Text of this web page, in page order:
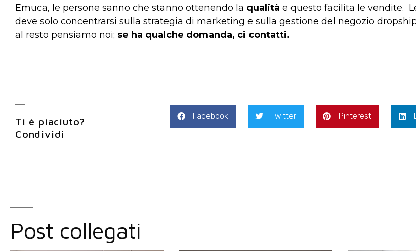
Emuca, le persone sanno che stanno ottenendo la qualità e questo facilita le vendite.
deve solo concentrarsi sulla strategia di marketing e sulla gestione del negozio
al resto pensiamo noi; se ha qualche domanda, ci contatti.
Ti è piaciuto?
Condividi
Facebook Twitter Pinterest
Post collegati